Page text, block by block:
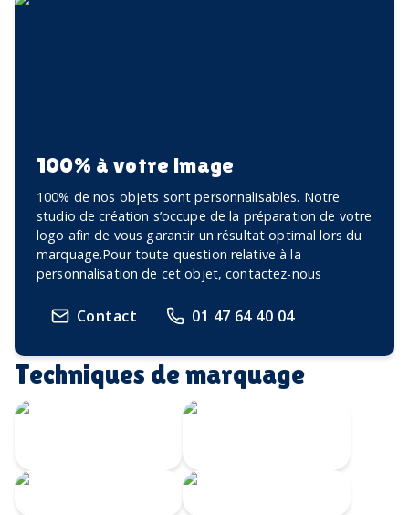
100% à votre image
100% de nos objets sont personnalisables. Notre
studio de création s’occupe de la préparation de votre
logo afin de vous garantir un résultat optimal lors du
marquage.Pour toute question relative à la
personnalisation de cet objet, contactez-nous
Contact 01 47 64 40 04
Techniques de marquage